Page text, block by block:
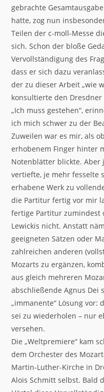
gebrachte
hatte, zog nun
Teilen der c-moll-Messe
sich. Schon der bloße
Vervollständigung des
dass er sich dazu
der zu dieser Arbeit „wie
konsultierte den
„Ich muss gestehen“,
ich mich schwer zu der
Zuweilen war es mir, als
erhobenem Finger hinter
Notenblätter blickte. Aber
vertiefte, je mehr fesselte
erhabene Werk zu
die Partitur fertig vor mir
fertige Partitur zumindest
Lewickis nicht. Anstatt
geeigneten Sätzen oder
zahlreichen anderen
Mozarts zu ergänzen,
aus gleich mehreren
abschließende Agnus Dei
„immanente“ Lösung vor:
sei zu wiederholen – nur
versehen.
Die „Weltpremiere“ kam
dem Orchester des
Martin-Luther-Kirche in
Alois Schmitt selbst. Bald